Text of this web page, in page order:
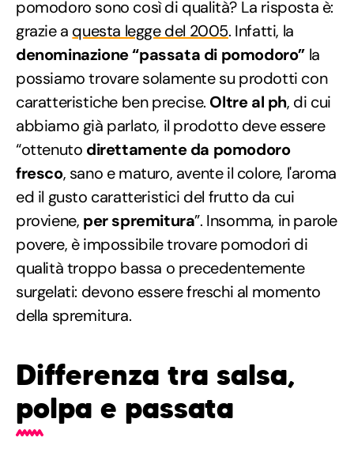
pomodoro sono così di qualità? La risposta è:
grazie a questa legge del 2005. Infatti, la
denominazione “passata di pomodoro” la
possiamo trovare solamente su prodotti con
caratteristiche ben precise. Oltre al ph, di cui
abbiamo già parlato, il prodotto deve essere
“ottenuto direttamente da pomodoro
fresco, sano e maturo, avente il colore, l'aroma
ed il gusto caratteristici del frutto da cui
proviene, per spremitura”. Insomma, in parole
povere, è impossibile trovare pomodori di
qualità troppo bassa o precedentemente
surgelati: devono essere freschi al momento
della spremitura.
Differenza tra salsa,
polpa e passata